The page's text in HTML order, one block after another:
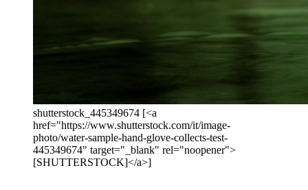
shutterstock_445349674 [<a
href="https://www.shutterstock.com/it/image-
photo/water-sample-hand-glove-collects-test-
445349674" target="_blank" rel="noopener">
[SHUTTERSTOCK]</a>]